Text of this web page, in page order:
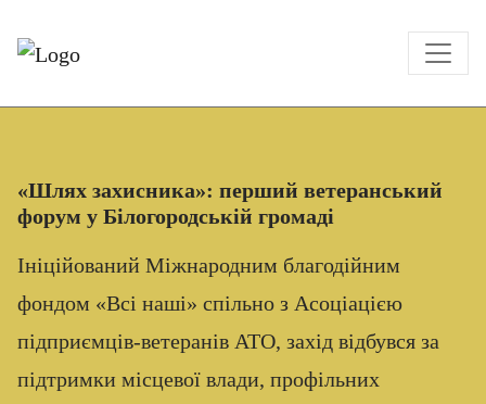
«Шлях захисника»: перший ветеранський
форум у Білогородській громаді
Ініційований Міжнародним благодійним
фондом «Всі наші» спільно з Асоціацією
підприємців-ветеранів АТО, захід відбувся за
підтримки місцевої влади, профільних